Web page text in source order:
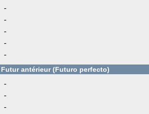
-
-
-
-
-
Futur antérieur (Futuro perfecto)
-
-
-